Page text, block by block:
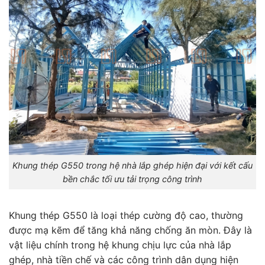
Khung thép G550 trong hệ nhà lắp ghép hiện đại với kết cấu
bền chắc tối ưu tải trọng công trình
Khung thép G550 là loại thép cường độ cao, thường
được mạ kẽm để tăng khả năng chống ăn mòn. Đây là
vật liệu chính trong hệ khung chịu lực của nhà lắp
ghép, nhà tiền chế và các công trình dân dụng hiện